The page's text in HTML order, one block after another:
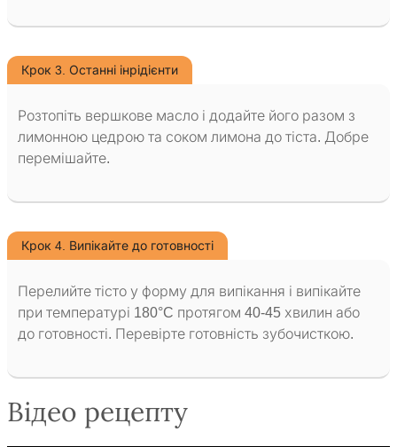
Крок 3. Останні інрідієнти
Розтопіть вершкове масло і додайте його разом з
лимонною цедрою та соком лимона до тіста. Добре
перемішайте.
Крок 4. Випікайте до готовності
Перелийте тісто у форму для випікання і випікайте
при температурі 180°C протягом 40-45 хвилин або
до готовності. Перевірте готовність зубочисткою.
Відео рецепту